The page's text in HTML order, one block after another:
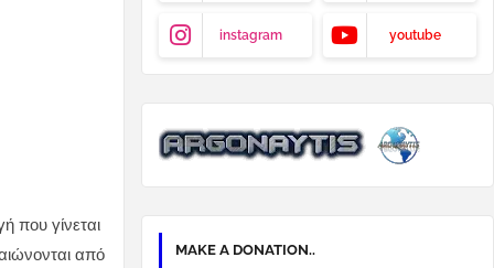
που γίνεται
από
instagram youtube
MAKE A DONATION..